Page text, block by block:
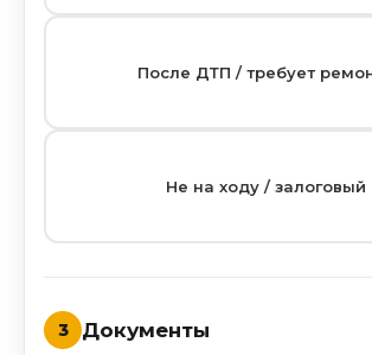
После ДТП / требует
Не на ходу / залоговый
3 Документы